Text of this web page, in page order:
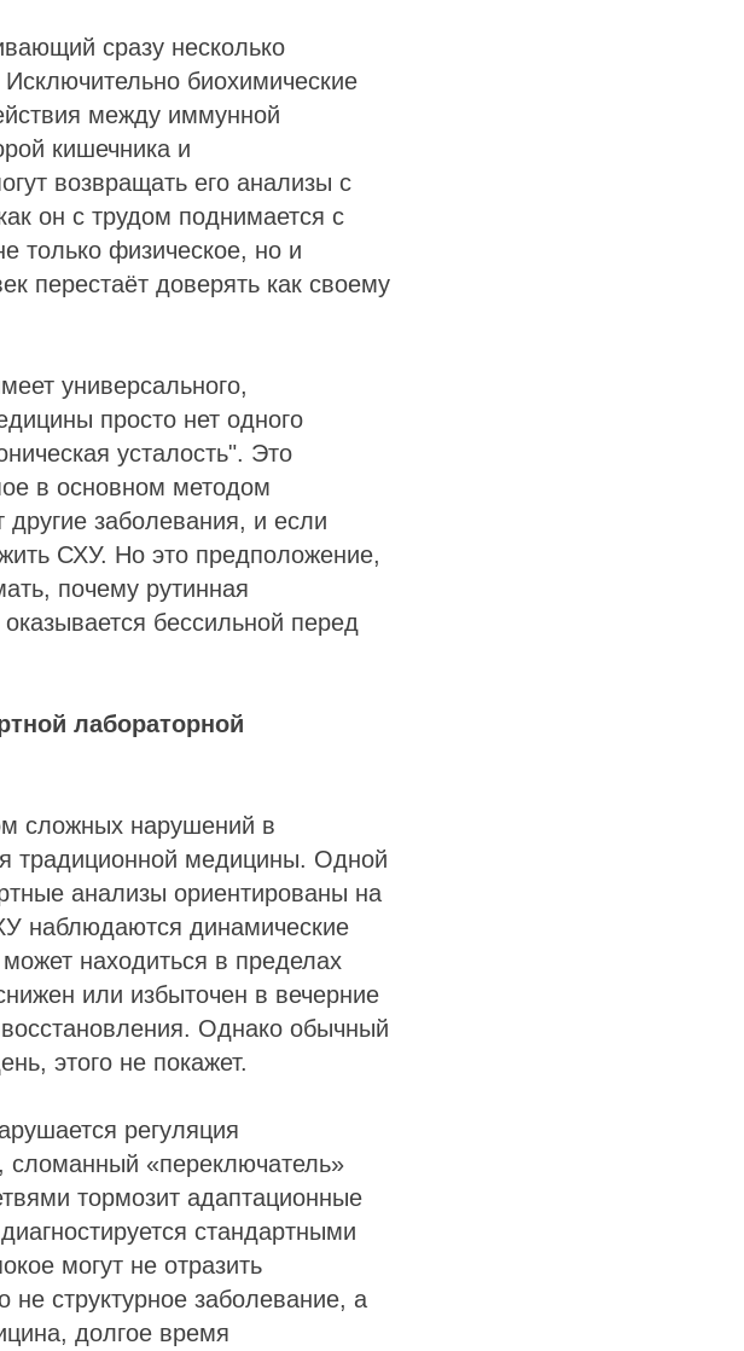
сразу несколько
Исключительно биохимические
между иммунной
кишечника и
возвращать его анализы с
он с трудом поднимается с
только физическое, но и
перестаёт доверять как своему
универсального,
просто нет одного
усталость". Это
в основном методом
заболевания, и если
СХУ. Но это предположение,
почему рутинная
бессильной перед
лабораторной
сложных нарушений в
традиционной медицины. Одной
анализы ориентированы на
наблюдаются динамические
находиться в пределах
или избыточен в вечерние
Однако обычный
этого не покажет.
регуляция
сломанный «переключатель»
тормозит адаптационные
стандартными
могут не отразить
не структурное заболевание, а
долгое время